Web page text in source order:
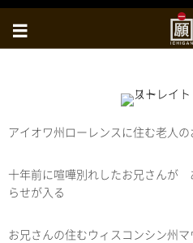
アイオワ州ローレンスに住む老人の
十年前に喧嘩別れしたお兄さんが
らせが入る
お兄さんの住むウィスコンシン州